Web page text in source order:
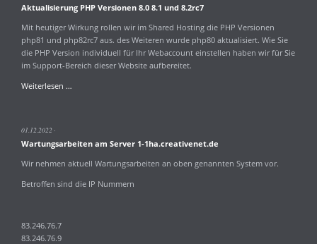
Aktualisierung PHP Versionen 8.0 8.1 und 8.2rc7
Mit heutiger Wirkung rollen wir im Shared Hosting die PHP Versionen
php81 und php82rc7 aus. des Weiteren wurde php80 aktualisiert. Wie Sie
die PHP Version individuell für Ihr Webaccount einstellen haben wir für Sie
im Support-Bereich dieser Website aufbereitet.
Weiterlesen …
und
8.2rc7
01.12.2022
Wartungsarbeiten am Server 1-1ha.creativenet.de
Wir nehmen aktuell Wartungsarbeiten an oben genannten System vor.
Betroffen sind die IP Nummern
83.246.76.7
83.246.76.9